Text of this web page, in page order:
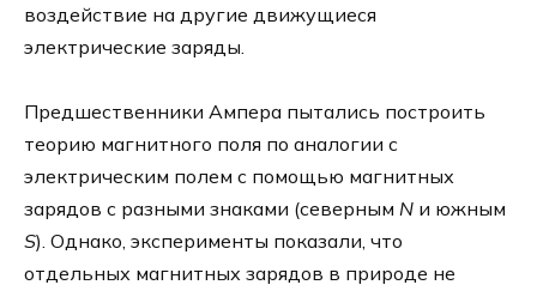
воздействие на другие движущиеся
электрические заряды.
Предшественники Ампера пытались построить
теорию магнитного поля по аналогии с
электрическим полем с помощью магнитных
зарядов с разными знаками (северным N и южным
S). Однако, эксперименты показали, что
отдельных магнитных зарядов в природе не